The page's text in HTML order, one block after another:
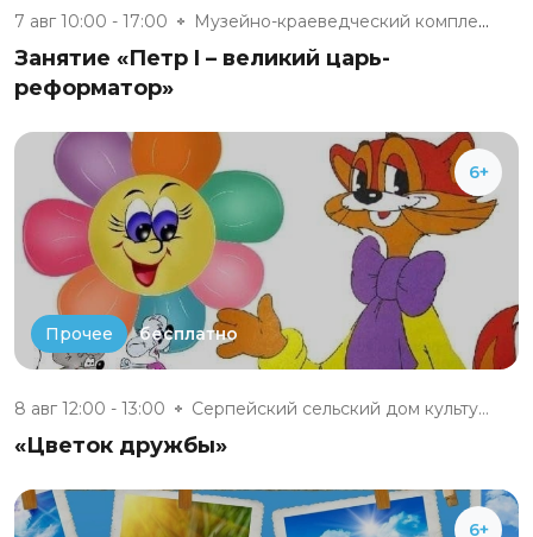
7 авг 10:00 - 17:00 Музейно-краеведческий комплекс...
Занятие «Петр I – великий царь-
реформатор»
6+
Прочее бесплатно
8 авг 12:00 - 13:00 Серпейский сельский дом культу...
«Цветок дружбы»
6+